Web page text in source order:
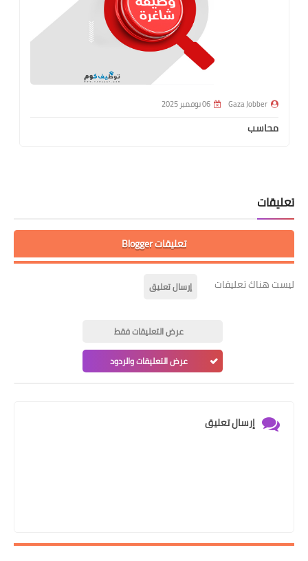
Gaza Jobber 06 نوفمبر 2025
محاسب
تعليقات
تعليقات Blogger
ليست هناك تعليقات إرسال تعليق
عرض التعليقات فقط
عرض التعليقات والردود
إرسال تعليق